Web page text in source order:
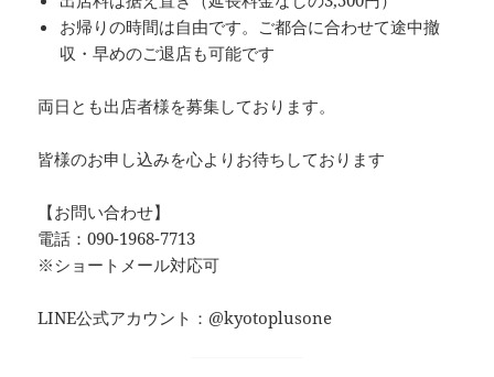
お帰りの時間は自由です。ご都合に合わせて途中撤
収・早めのご退店も可能です
両日とも出店者様を募集しております。
皆様のお申し込みを心よりお待ちしております
【お問い合わせ】
電話：090-1968-7713
※ショートメール対応可
LINE公式アカウント：@kyotoplusone